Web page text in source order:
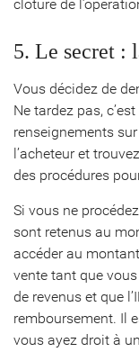
clôture de
5. Le secret :
Vous décidez de
Ne tardez pas,
renseignements
l’acheteur et
des procédures
Si vous ne
sont retenus au
accéder au
vente tant que
de revenus et que
remboursement. Il
vous ayez droit à